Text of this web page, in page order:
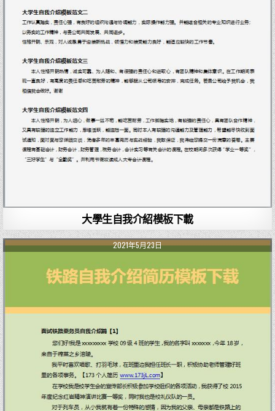
大學生自我介紹模板下載
2021年5月23日